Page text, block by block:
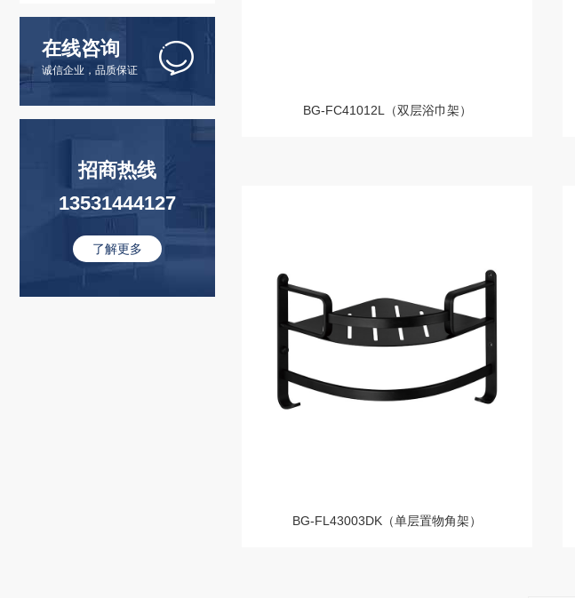
户外大池
在线咨询
诚信企业，品质保证
招商热线
13531444127
了解更多
BG-FC41012L（双层浴巾架）
BG-FL43003DK（单层置物角架）